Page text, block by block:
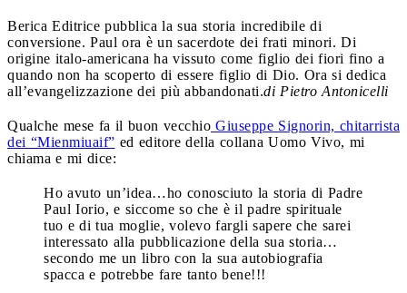
Berica Editrice pubblica la sua storia incredibile di
conversione. Paul ora è un sacerdote dei frati minori. Di
origine italo-americana ha vissuto come figlio dei fiori fino a
quando non ha scoperto di essere figlio di Dio. Ora si dedica
all’evangelizzazione dei più abbandonati.di Pietro Antonicelli
Qualche mese fa il buon vecchio Giuseppe Signorin, chitarrista
dei “Mienmiuaif” ed editore della collana Uomo Vivo, mi
chiama e mi dice:
Ho avuto un’idea…ho conosciuto la storia di Padre
Paul Iorio, e siccome so che è il padre spirituale
tuo e di tua moglie, volevo fargli sapere che sarei
interessato alla pubblicazione della sua storia…
secondo me un libro con la sua autobiografia
spacca e potrebbe fare tanto bene!!!